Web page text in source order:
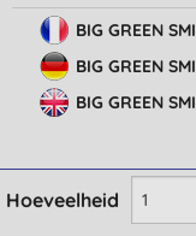
Hoeveelheid
BIG GREEN
BIG GREEN
BIG GREEN
© Big Green Smile Europe
Bescherming van